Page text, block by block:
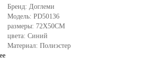
Бренд: Доглеми
Модель: PD50136
размеры: 72X50CM
цвета: Синий
Материал: Полиэстер